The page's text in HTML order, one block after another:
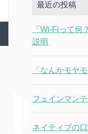
最近の投稿
「Wi-Fiって何
説明
「なんかモヤ
フェインマン
ネイティブの